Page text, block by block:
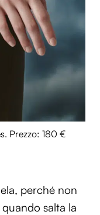
Prezzo: 180 €
perché non
salta la